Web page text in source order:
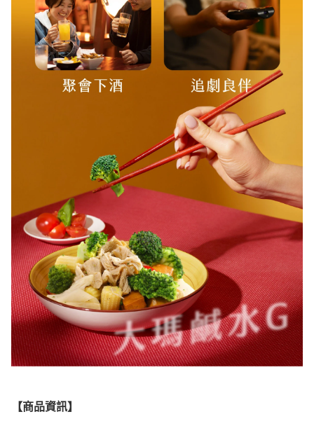
【商品資訊】